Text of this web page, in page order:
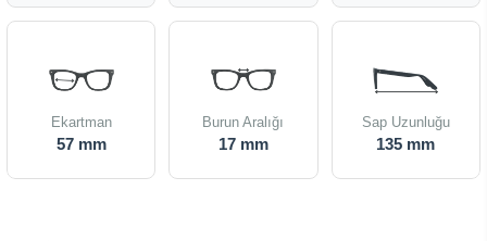
Ekartman
57 mm
Burun Aralığı
17 mm
Sap Uzunluğu
135 mm